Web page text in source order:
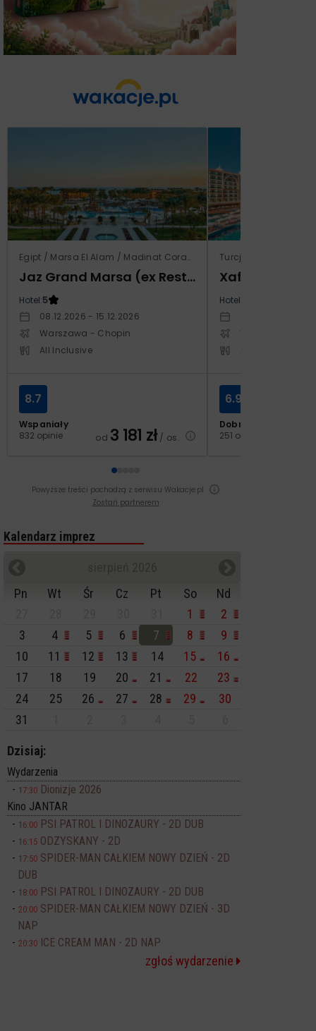
Egipt / Marsa El Alam / Madinat Coraya
Jaz Grand Marsa (ex Resta Grand Resort)
Hotel:5
08.12.2026 - 15.12.2026
Warszawa - Chopin
All Inclusive
Wspaniały
832 opinie
8.7
od 3 181 zł/ os.
Turcja / Riwiera
Xafira Deluxe
Hotel:
Warszawa -
Dobry
251 opinii
6.9
Powyższe treści pochodzą z serwisu Wakacje.pl
Zostań partnerem
Kalendarz imprez
Pn
Wt Śr Cz Pt So
Nd
1
2
3
4 5 6 7 8
9
10
11 12 13 14 15
16
17
18 19 20 21 22
23
24
25 26 27 28 29
30
31
Dzisiaj:
Wydarzenia
17:30 Dionizje 2026
Kino JANTAR
16:00 PSI PATROL I DINOZAURY - 2D DUB
16:15 ODZYSKANY - 2D
17:50 SPIDER-MAN CAŁKIEM NOWY DZIEŃ - 2D
DUB
18:00 PSI PATROL I DINOZAURY - 2D DUB
20:00 SPIDER-MAN CAŁKIEM NOWY DZIEŃ - 3D
NAP
20:30 ICE CREAM MAN - 2D NAP
zgłoś wydarzenie